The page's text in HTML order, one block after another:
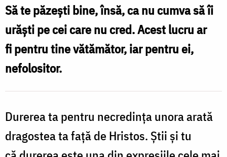
față
de
cei
căzuți
/
Foto:
Oana
Să te păzești bine, însă, ca nu cumva să îi
urăști pe cei care nu cred. Acest lucru ar
fi pentru tine vătămător, iar pentru ei,
nefolositor.
Durerea ta pentru necredinţa unora arată
dragostea ta faţă de Hristos. Ştii şi tu